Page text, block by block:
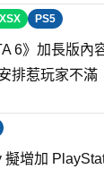
PS5
6》加長版
排惹玩家不滿
擬增加